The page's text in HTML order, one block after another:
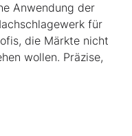
Anwendung der
für
die Märkte nicht
wollen. Präzise,